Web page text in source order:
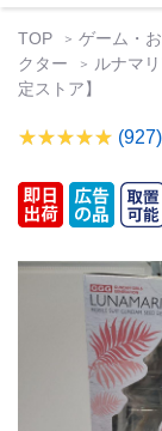
TOP ゲーム・
クター
ルナマ
定ストア】
(927)